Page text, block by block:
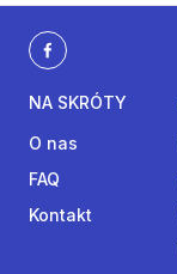
NA SKRÓTY
O nas
FAQ
Kontakt